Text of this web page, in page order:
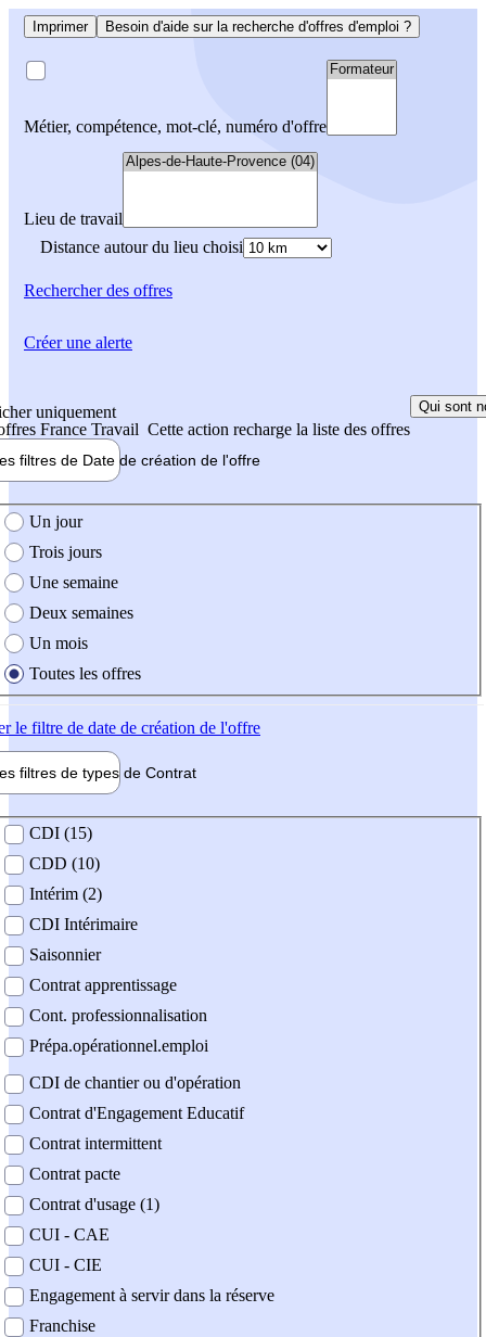
Imprimer Besoin d'aide sur la recherche d'offres d'emploi ?
Métier, compétence, mot-clé, numéro d'offre
Lieu de travail
Distance autour du lieu choisi
Rechercherdes offres
uniquement
France Travail Cette action recharge la liste des offres
Qui sont
filtres de Date de création de l'offre
création de l'offre
Un jour
Trois jours
Une semaine
Deux semaines
Un mois
Toutes les offres
le filtre de date de création de l'offre
filtres de types de Contrat
contrat
CDI (15)
CDD (10)
Intérim (2)
CDI Intérimaire
Saisonnier
Contrat apprentissage
Cont. professionnalisation
Prépa.opérationnel.emploi
CDI de chantier ou d'opération
Contrat d'Engagement Educatif
Contrat intermittent
Contrat pacte
Contrat d'usage (1)
CUI - CAE
CUI - CIE
Engagement à servir dans la réserve
Franchise
Créer une alerte